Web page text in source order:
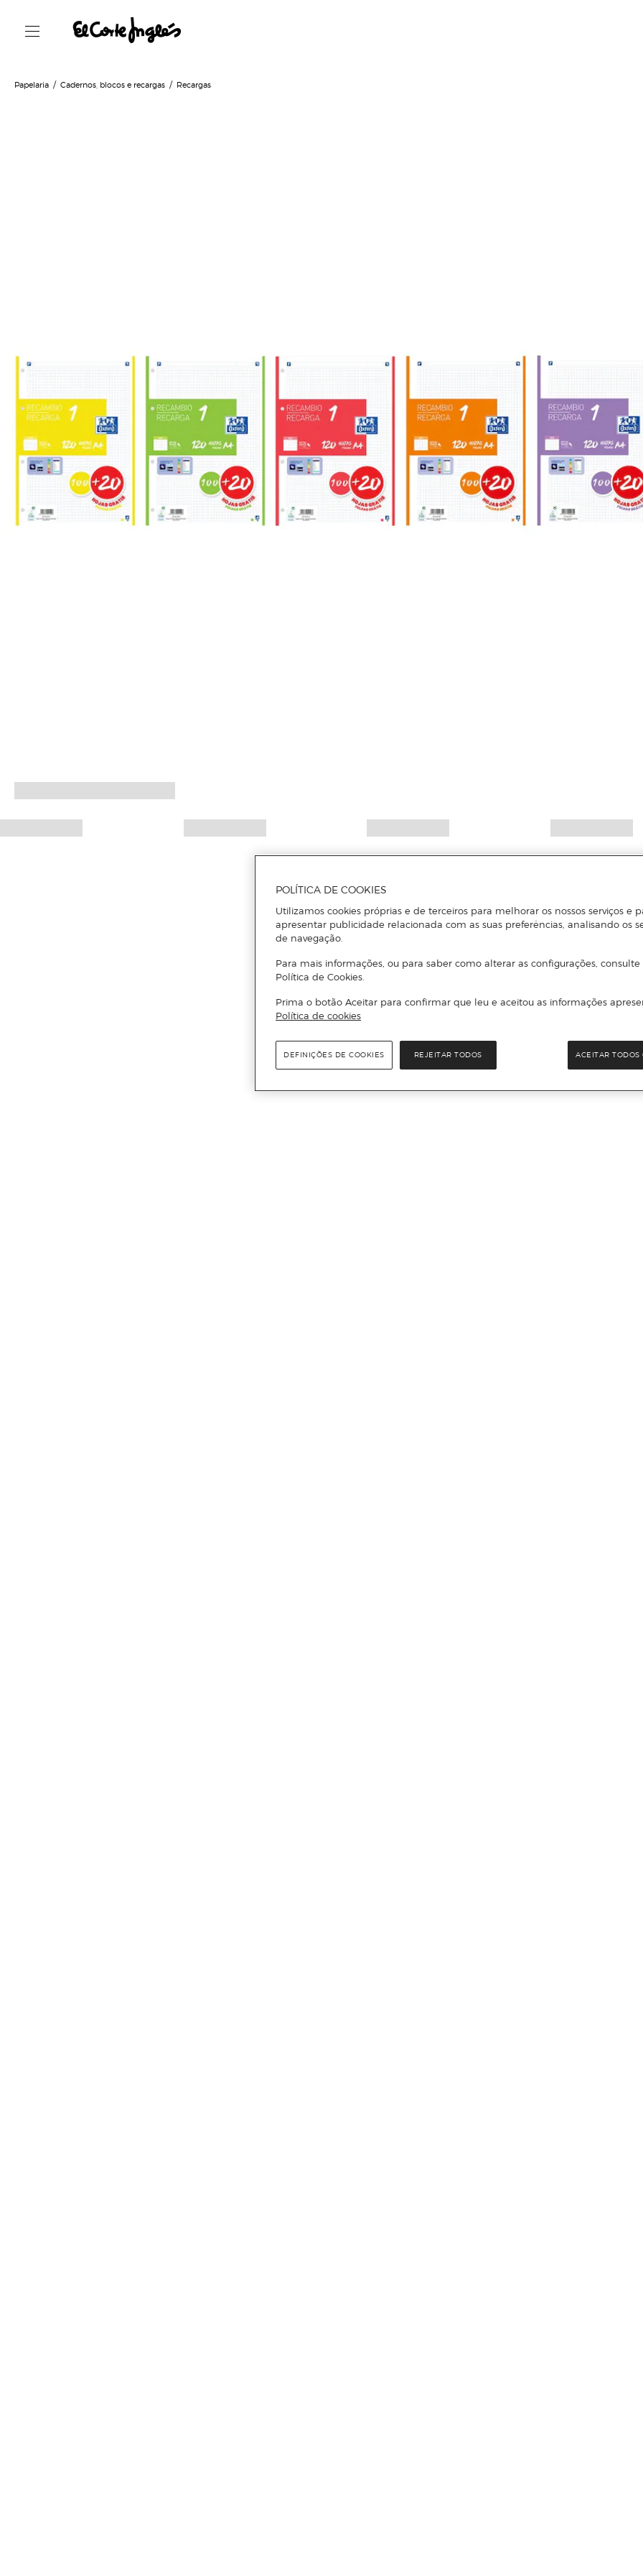
Papelaria Cadernos, blocos e recargas Recargas
POLÍTICA DE COOKIES
Utilizamos cookies próprias e de terceiros para melhorar os nossos serviços e
apresentar publicidade relacionada com as suas preferências, analisando os
de navegação.
Para mais informações, ou para saber como alterar as configurações, consulte
Política de Cookies.
Prima o botão Aceitar para confirmar que leu e aceitou as informações
Política de cookies
REJEITAR TODOS ACEITAR TODOS
DEFINIÇÕES DE COOKIES